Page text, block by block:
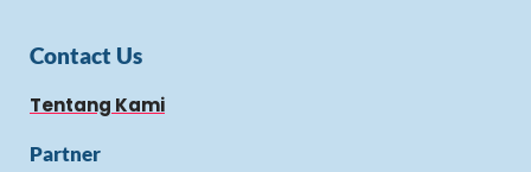
Contact Us
Tentang Kami
Partner